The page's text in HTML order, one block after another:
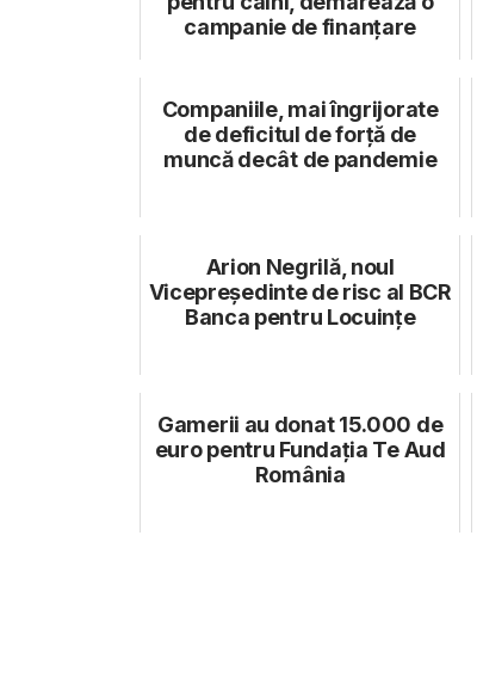
campanie de finanțare
Companiile, mai îngrijorate
de deficitul de forță de
muncă decât de pandemie
Arion Negrilă, noul
Vicepreşedinte de risc al BCR
Banca pentru Locuinţe
Gamerii au donat 15.000 de
euro pentru Fundația Te Aud
România